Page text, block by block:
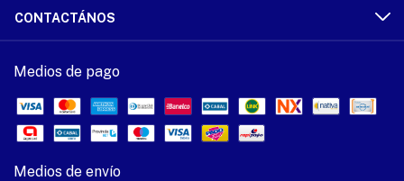
CONTACTÁNOS
Medios de pago
Medios de envío